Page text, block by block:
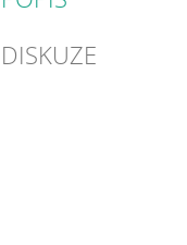
DISKUZE